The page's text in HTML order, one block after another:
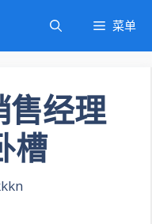
菜单
售经理
槽